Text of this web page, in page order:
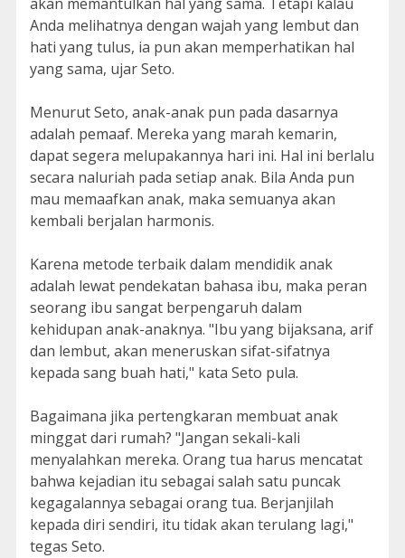
akan memantulkan hal yang sama. Tetapi kalau
Anda melihatnya dengan wajah yang lembut dan
hati yang tulus, ia pun akan memperhatikan hal
yang sama, ujar Seto.
Menurut Seto, anak-anak pun pada dasarnya
adalah pemaaf. Mereka yang marah kemarin,
dapat segera melupakannya hari ini. Hal ini berlalu
secara naluriah pada setiap anak. Bila Anda pun
mau memaafkan anak, maka semuanya akan
kembali berjalan harmonis.
Karena metode terbaik dalam mendidik anak
adalah lewat pendekatan bahasa ibu, maka peran
seorang ibu sangat berpengaruh dalam
kehidupan anak-anaknya. "Ibu yang bijaksana, arif
dan lembut, akan meneruskan sifat-sifatnya
kepada sang buah hati," kata Seto pula.
Bagaimana jika pertengkaran membuat anak
minggat dari rumah? "Jangan sekali-kali
menyalahkan mereka. Orang tua harus mencatat
bahwa kejadian itu sebagai salah satu puncak
kegagalannya sebagai orang tua. Berjanjilah
kepada diri sendiri, itu tidak akan terulang lagi,"
tegas Seto.